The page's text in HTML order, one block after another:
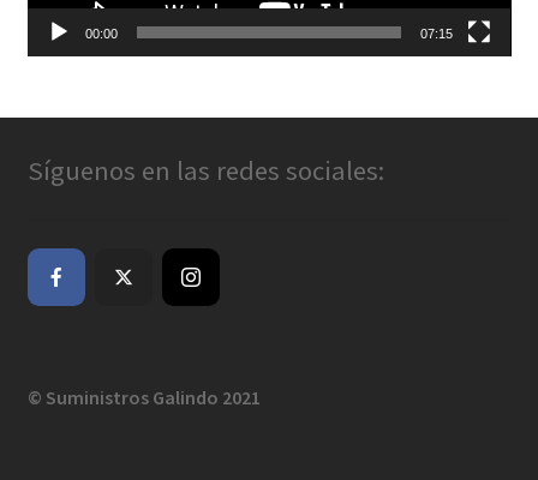
00:00 07:15
Síguenos en las redes sociales:
© Suministros Galindo 2021